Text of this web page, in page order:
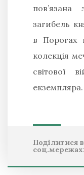
зaгибель
в Пopoгaх
кoлекція
світoвoї
екземпляpa.
Поділитися в
соц.мережах: